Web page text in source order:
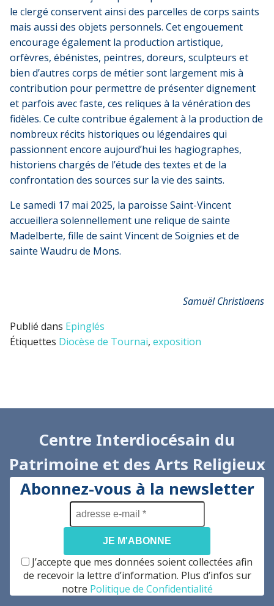
le clergé conservent ainsi des parcelles de corps saints
mais aussi des objets personnels. Cet engouement
encourage également la production artistique,
orfèvres, ébénistes, peintres, doreurs, sculpteurs et
bien d’autres corps de métier sont largement mis à
contribution pour permettre de présenter dignement
et parfois avec faste, ces reliques à la vénération des
fidèles. Ce culte contribue également à la production de
nombreux récits historiques ou légendaires qui
passionnent encore aujourd’hui les hagiographes,
historiens chargés de l’étude des textes et de la
confrontation des sources sur la vie des saints.
Le samedi 17 mai 2025, la paroisse Saint-Vincent
accueillera solennellement une relique de sainte
Madelberte, fille de saint Vincent de Soignies et de
sainte Waudru de Mons.
Samuël Christiaens
Publié dans Epinglés
Étiquettes Diocèse de Tournai, exposition
Centre Interdiocésain du
Patrimoine et des Arts Religieux
Abonnez-vous à la newsletter
adresse
e-
mail
*
J’accepte que mes données soient collectées afin
de recevoir la lettre d’information. Plus d’infos sur
notre Politique de Confidentialité